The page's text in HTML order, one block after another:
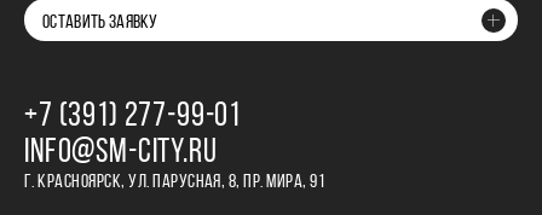
ОСТАВИТЬ ЗАЯВКУ
+7 (391) 277‒99‒01
INFO@SM-CITY.RU
Г. КРАСНОЯРСК, УЛ. ПАРУСНАЯ, 8, ПР. МИРА, 91